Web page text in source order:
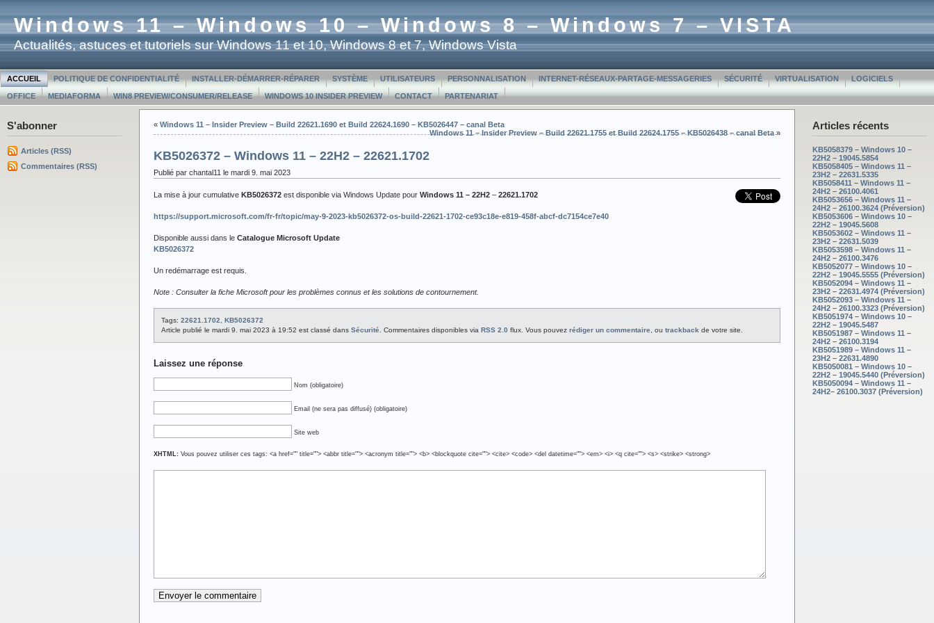
Windows 11 – Windows 10 – Windows 8 – Windows 7 – VISTA
Actualités, astuces et tutoriels sur Windows 11 et 10, Windows 8 et 7, Windows Vista
ACCUEIL POLITIQUE DE CONFIDENTIALITÉ INSTALLER-DÉMARRER-RÉPARER SYSTÈME UTILISATEURS PERSONNALISATION INTERNET-RÉSEAUX-PARTAGE-MESSAGERIES SÉCURITÉ VIRTUALISATION LOGICIELS
OFFICE MEDIAFORMA WIN8 PREVIEW/CONSUMER/RELEASE WINDOWS 10 INSIDER PREVIEW CONTACT PARTENARIAT
S'abonner
Articles (RSS)
Commentaires (RSS)
Articles récents
KB5058379 – Windows 10 –
22H2 – 19045.5854
KB5058405 – Windows 11 –
23H2 – 22631.5335
KB5058411 – Windows 11 –
24H2 – 26100.4061
KB5053656 – Windows 11 –
24H2 – 26100.3624 (Préversion)
KB5053606 – Windows 10 –
22H2 – 19045.5608
KB5053602 – Windows 11 –
23H2 – 22631.5039
KB5053598 – Windows 11 –
24H2 – 26100.3476
KB5052077 – Windows 10 –
22H2 – 19045.5555 (Préversion)
KB5052094 – Windows 11 –
23H2 – 22631.4974 (Préversion)
KB5052093 – Windows 11 –
24H2 – 26100.3323 (Préversion)
KB5051974 – Windows 10 –
22H2 – 19045.5487
KB5051987 – Windows 11 –
24H2 – 26100.3194
KB5051989 – Windows 11 –
23H2 – 22631.4890
KB5050081 – Windows 10 –
22H2 – 19045.5440 (Préversion)
KB5050094 – Windows 11 –
24H2– 26100.3037 (Préversion)
« Windows 11 – Insider Preview – Build 22621.1690 et Build 22624.1690 – KB5026447 – canal Beta
Windows 11 – Insider Preview – Build 22621.1755 et Build 22624.1755 – KB5026438 – canal Beta»
KB5026372 – Windows 11 – 22H2 – 22621.1702
Publié par chantal11 le mardi 9. mai 2023
La mise à jour cumulative KB5026372 est disponible via Windows Update pour Windows 11 – 22H2 – 22621.1702
https://support.microsoft.com/fr-fr/topic/may-9-2023-kb5026372-os-build-22621-1702-ce93c18e-e819-458f-abcf-dc7154ce7e40
Disponible aussi dans le Catalogue Microsoft Update
KB5026372
Un redémarrage est requis.
Note : Consulter la fiche Microsoft pour les problèmes connus et les solutions de contournement.
Tags: 22621.1702
KB5026372
Article publié le mardi 9. mai 2023 à 19:52 est classé dans Sécurité . Commentaires disponibles via RSS 2.0 flux. Vous pouvez rédiger un commentaire , ou trackback de votre site.
Laissez une réponse
Nom (obligatoire)
Email (ne sera pas diffusé) (obligatoire)
Site web
XHTML: Vous pouvez utiliser ces tags: <a href="" title=""> <abbr title=""> <acronym title=""> <b> <blockquote cite=""> <cite> <code> <del datetime=""> <em> <i> <q cite=""> <s> <strike> <strong>